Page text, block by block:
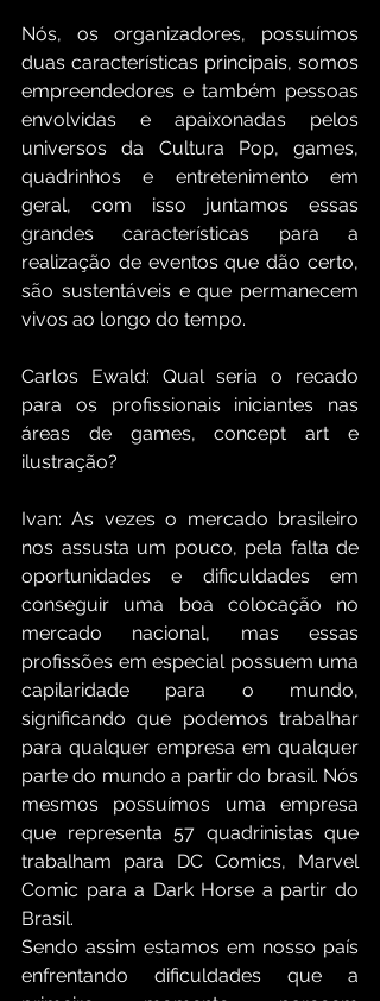
Nós, os organizadores, possuímos
duas características principais, somos
empreendedores e também pessoas
envolvidas e apaixonadas pelos
universos da Cultura Pop, games,
quadrinhos e entretenimento em
geral, com isso juntamos essas
grandes características para a
realização de eventos que dão certo,
são sustentáveis e que permanecem
vivos ao longo do tempo.
Carlos Ewald: Qual seria o recado
para os profissionais iniciantes nas
áreas de games, concept art e
ilustração?
Ivan: As vezes o mercado brasileiro
nos assusta um pouco, pela falta de
oportunidades e dificuldades em
conseguir uma boa colocação no
mercado nacional, mas essas
profissões em especial possuem uma
capilaridade para o mundo,
significando que podemos trabalhar
para qualquer empresa em qualquer
parte do mundo a partir do brasil. Nós
mesmos possuímos uma empresa
que representa 57 quadrinistas que
trabalham para DC Comics, Marvel
Comic para a Dark Horse a partir do
Brasil.
Sendo assim estamos em nosso país
enfrentando dificuldades que a